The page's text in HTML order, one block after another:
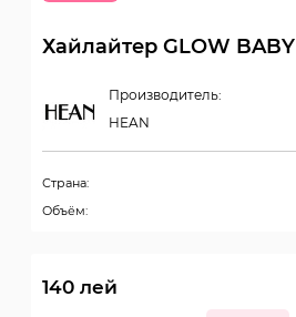
Хайлайтер GLOW BABY
Производитель:
HEAN
Страна:
Объём:
140 лей